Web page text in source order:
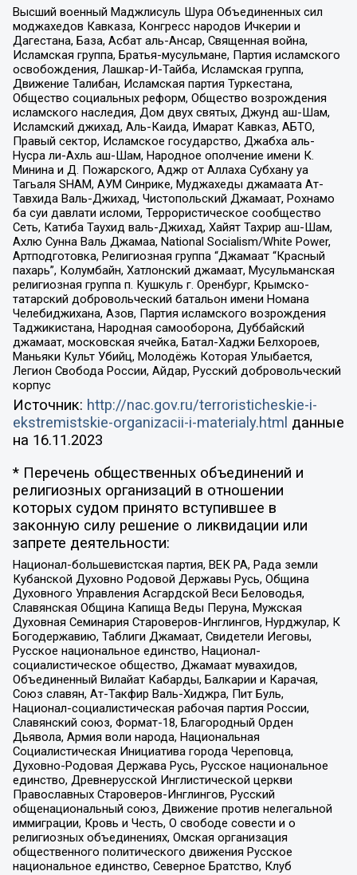
Высший военный Маджлисуль Шура Объединенных сил
моджахедов Кавказа, Конгресс народов Ичкерии и
Дагестана, База, Асбат аль-Ансар, Священная война,
Исламская группа, Братья-мусульмане, Партия исламского
освобождения, Лашкар-И-Тайба, Исламская группа,
Движение Талибан, Исламская партия Туркестана,
Общество социальных реформ, Общество возрождения
исламского наследия, Дом двух святых, Джунд аш-Шам,
Исламский джихад, Аль-Каида, Имарат Кавказ, АБТО,
Правый сектор, Исламское государство, Джабха аль-
Нусра ли-Ахль аш-Шам, Народное ополчение имени К.
Минина и Д. Пожарского, Аджр от Аллаха Субхану уа
Тагьаля SHAM, АУМ Синрике, Муджахеды джамаата Ат-
Тавхида Валь-Джихад, Чистопольский Джамаат, Рохнамо
ба суи давлати исломи, Террористическое сообщество
Сеть, Катиба Таухид валь-Джихад, Хайят Тахрир аш-Шам,
Ахлю Сунна Валь Джамаа, National Socialism/White Power,
Артподготовка, Религиозная группа “Джамаат “Красный
пахарь”, Колумбайн, Хатлонский джамаат, Мусульманская
религиозная группа п. Кушкуль г. Оренбург, Крымско-
татарский добровольческий батальон имени Номана
Челебиджихана, Азов, Партия исламского возрождения
Таджикистана, Народная самооборона, Дуббайский
джамаат, московская ячейка, Батал-Хаджи Белхороев,
Маньяки Культ Убийц, Молодёжь Которая Улыбается,
Легион Свобода России, Айдар, Русский добровольческий
корпус
Источник: http://nac.gov.ru/terroristicheskie-i-
ekstremistskie-organizacii-i-materialy.html данные
на 16.11.2023
* Перечень общественных объединений и
религиозных организаций в отношении
которых судом принято вступившее в
законную силу решение о ликвидации или
запрете деятельности:
Национал-большевистская партия, ВЕК РА, Рада земли
Кубанской Духовно Родовой Державы Русь, Община
Духовного Управления Асгардской Веси Беловодья,
Славянская Община Капища Веды Перуна, Мужская
Духовная Семинария Староверов-Инглингов, Нурджулар, К
Богодержавию, Таблиги Джамаат, Свидетели Иеговы,
Русское национальное единство, Национал-
социалистическое общество, Джамаат мувахидов,
Объединенный Вилайат Кабарды, Балкарии и Карачая,
Союз славян, Ат-Такфир Валь-Хиджра, Пит Буль,
Национал-социалистическая рабочая партия России,
Славянский союз, Формат-18, Благородный Орден
Дьявола, Армия воли народа, Национальная
Социалистическая Инициатива города Череповца,
Духовно-Родовая Держава Русь, Русское национальное
единство, Древнерусской Инглистической церкви
Православных Староверов-Инглингов, Русский
общенациональный союз, Движение против нелегальной
иммиграции, Кровь и Честь, О свободе совести и о
религиозных объединениях, Омская организация
общественного политического движения Русское
национальное единство, Северное Братство, Клуб